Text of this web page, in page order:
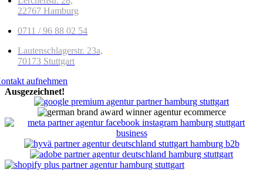
22767 Hamburg
0711 / 96 88 02 54
Lautenschlagerstr. 23a,
70173 Stuttgart
aufnehmen
Ausgezeichnet!